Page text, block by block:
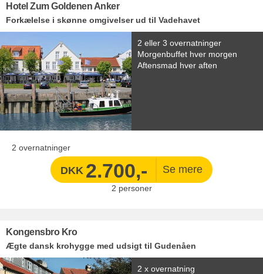
Hotel Zum Goldenen Anker
Forkælelse i skønne omgivelser ud til Vadehavet
2 eller 3 overnatninger
Morgenbuffet hver morgen
Aftensmad hver aften
2 overnatninger
DKK 2.700,-
2 personer
Kongensbro Kro
Ægte dansk krohygge med udsigt til Gudenåen
2 x overnatning